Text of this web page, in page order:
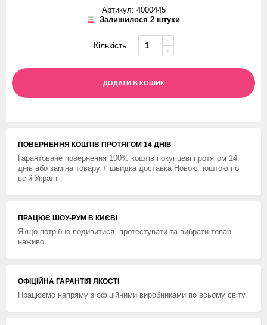
Артикул: 4000445
Залишилося 2 штуки
Кількість
ДОДАТИ В КОШИК
ПОВЕРНЕННЯ КОШТIВ ПРОТЯГОМ 14 ДНIВ
Гарантоване повернення 100% коштів покупцеві протягом 14
днів або заміна товару + швидка доставка Новою поштою по
всій Україні.
ПРАЦЮЄ ШОУ-РУМ В КИЄВІ
Якщо потрібно подивитися, протестувати та вибрати товар
наживо.
ОФІЦІЙНА ГАРАНТІЯ ЯКОСТІ
Працюємо напряму з офіційними виробниками по всьому світу.